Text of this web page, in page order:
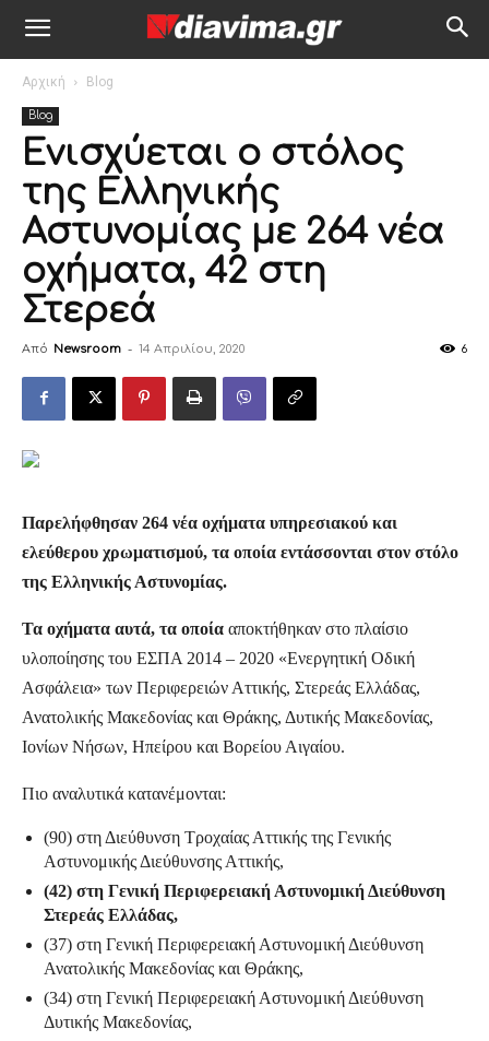
Αρχική Blog
Blog
Ενισχύεται ο στόλος
της Ελληνικής
Αστυνομίας με 264 νέα
οχήματα, 42 στη
Στερεά
Από Newsroom - 14 Απριλίου, 2020 6
Παρελήφθησαν 264 νέα οχήματα υπηρεσιακού και
ελεύθερου χρωματισμού, τα οποία εντάσσονται στον στόλο
της Ελληνικής Αστυνομίας.
Τα οχήματα αυτά, τα οποία αποκτήθηκαν στο πλαίσιο
υλοποίησης του ΕΣΠΑ 2014 – 2020 «Ενεργητική Οδική
Ασφάλεια» των Περιφερειών Αττικής, Στερεάς Ελλάδας,
Ανατολικής Μακεδονίας και Θράκης, Δυτικής Μακεδονίας,
Ιονίων Νήσων, Ηπείρου και Βορείου Αιγαίου.
Πιο αναλυτικά κατανέμονται:
(90) στη Διεύθυνση Τροχαίας Αττικής της Γενικής
Αστυνομικής Διεύθυνσης Αττικής,
(42) στη Γενική Περιφερειακή Αστυνομική Διεύθυνση
Στερεάς Ελλάδας,
(37) στη Γενική Περιφερειακή Αστυνομική Διεύθυνση
Ανατολικής Μακεδονίας και Θράκης,
(34) στη Γενική Περιφερειακή Αστυνομική Διεύθυνση
Δυτικής Μακεδονίας,